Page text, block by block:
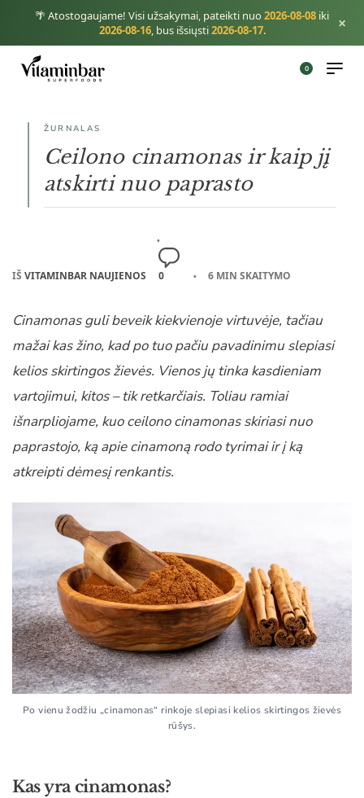
🌴 Atostogaujame! Visi užsakymai, pateikti nuo 2026-08-08 iki
2026-08-16, bus išsiųsti2026-08-17. ×
0
ŽURNALAS
Ceilono cinamonas ir kaip jį
atskirti nuo paprasto
IŠ VITAMINBAR NAUJIENOS 0 6 MIN SKAITYMO
Cinamonas guli beveik kiekvienoje virtuvėje, tačiau
mažai kas žino, kad po tuo pačiu pavadinimu slepiasi
kelios skirtingos žievės. Vienos jų tinka kasdieniam
vartojimui, kitos – tik retkarčiais. Toliau ramiai
išnarpliojame, kuo ceilono cinamonas skiriasi nuo
paprastojo, ką apie cinamoną rodo tyrimai ir į ką
atkreipti dėmesį renkantis.
Po vienu žodžiu „cinamonas“ rinkoje slepiasi kelios skirtingos žievės
rūšys.
Kas yra cinamonas?